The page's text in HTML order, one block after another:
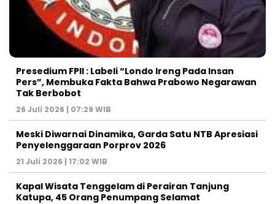
Presedium FPII : Labeli “Londo Ireng Pada Insan
Pers”, Membuka Fakta Bahwa Prabowo Negarawan
Tak Berbobot
26 Juli 2026 | 07:29 WIB
Meski Diwarnai Dinamika, Garda Satu NTB Apresiasi
Penyelenggaraan Porprov 2026 ‎
21 Juli 2026 | 17:02 WIB
Kapal Wisata Tenggelam di Perairan Tanjung
Katupa, 45 Orang Penumpang Selamat